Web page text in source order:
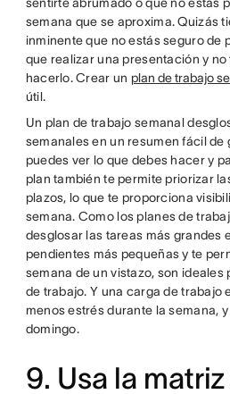
sentirte abrumado o que no estás
semana que se aproxima. Quizás
inminente que no estás seguro de
que realizar una presentación y no
hacerlo. Crear un plan de trabajo
útil.
Un plan de trabajo semanal
semanales en un resumen fácil de
puedes ver lo que debes hacer y
plan también te permite priorizar
plazos, lo que te proporciona
semana. Como los planes de
desglosar las tareas más grandes
pendientes más pequeñas y te
semana de un vistazo, son
de trabajo. Y una carga de trabajo
menos estrés durante la semana,
domingo.
9. Usa la